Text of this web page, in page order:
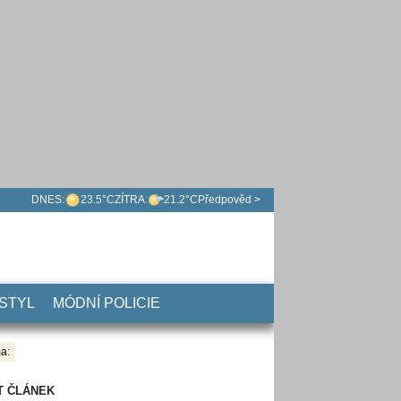
DNES: 23.5°CZÍTRA: 21.2°C Předpověd >
MÓDNÍ POLICIE
ČLÁNEK